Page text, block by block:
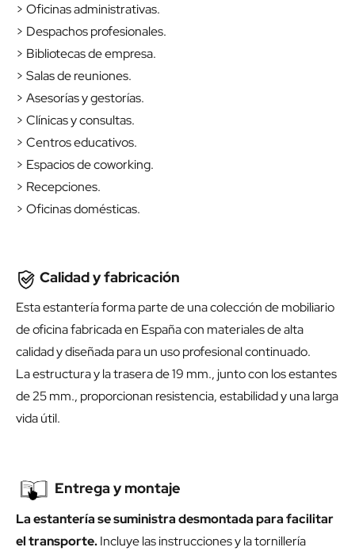
> Oficinas administrativas.
> Despachos profesionales.
> Bibliotecas de empresa.
> Salas de reuniones.
> Asesorías y gestorías.
> Clínicas y consultas.
> Centros educativos.
> Espacios de coworking.
> Recepciones.
> Oficinas domésticas.
Calidad y fabricación
Esta estantería forma parte de una colección de mobiliario
de oficina fabricada en España con materiales de alta
calidad y diseñada para un uso profesional continuado.
La estructura y la trasera de 19 mm., junto con los estantes
de 25 mm., proporcionan resistencia, estabilidad y una larga
vida útil.
Entrega y montaje
La estantería se suministra desmontada para facilitar
el transporte.Incluye las instrucciones y la tornillería